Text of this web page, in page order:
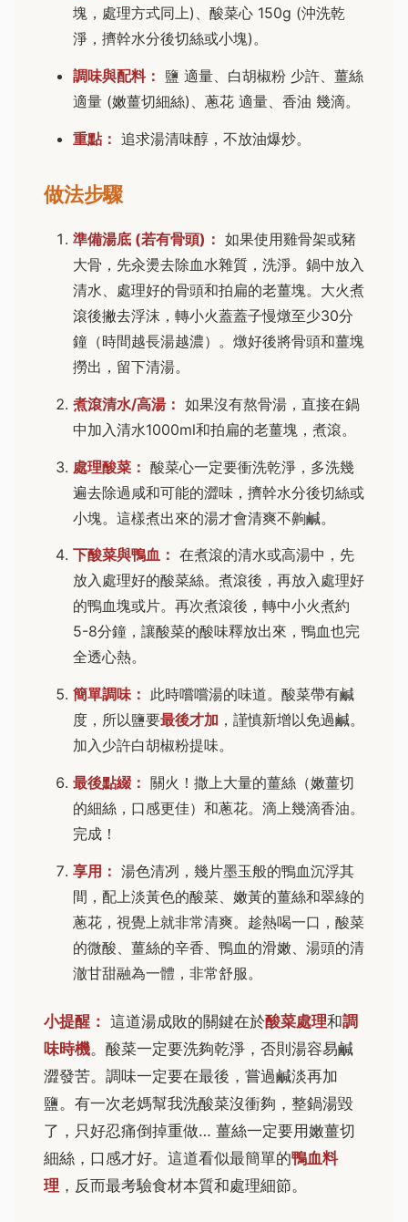
塊，處理方式同上)、酸菜心 150g (沖洗乾
淨，擠幹水分後切絲或小塊)。
調味與配料： 鹽 適量、白胡椒粉 少許、薑絲
適量 (嫩薑切細絲)、蔥花 適量、香油 幾滴。
重點： 追求湯清味醇，不放油爆炒。
做法步驟
準備湯底 (若有骨頭)： 如果使用雞骨架或豬
大骨，先汆燙去除血水雜質，洗淨。鍋中放入
清水、處理好的骨頭和拍扁的老薑塊。大火煮
滾後撇去浮沫，轉小火蓋蓋子慢燉至少30分
鐘（時間越長湯越濃）。燉好後將骨頭和薑塊
撈出，留下清湯。
煮滾清水/高湯： 如果沒有熬骨湯，直接在鍋
中加入清水1000ml和拍扁的老薑塊，煮滾。
處理酸菜： 酸菜心一定要衝洗乾淨，多洗幾
遍去除過咸和可能的澀味，擠幹水分後切絲或
小塊。這樣煮出來的湯才會清爽不齁鹹。
下酸菜與鴨血： 在煮滾的清水或高湯中，先
放入處理好的酸菜絲。煮滾後，再放入處理好
的鴨血塊或片。再次煮滾後，轉中小火煮約
5-8分鐘，讓酸菜的酸味釋放出來，鴨血也完
全透心熱。
簡單調味： 此時嚐嚐湯的味道。酸菜帶有鹹
度，所以鹽要最後才加 ，謹慎新增以免過鹹。
加入少許白胡椒粉提味。
最後點綴： 關火！撒上大量的薑絲（嫩薑切
的細絲，口感更佳）和蔥花。滴上幾滴香油。
完成！
享用： 湯色清冽，幾片墨玉般的鴨血沉浮其
間，配上淡黃色的酸菜、嫩黃的薑絲和翠綠的
蔥花，視覺上就非常清爽。趁熱喝一口，酸菜
的微酸、薑絲的辛香、鴨血的滑嫩、湯頭的清
澈甘甜融為一體，非常舒服。
小提醒： 這道湯成敗的關鍵在於酸菜處理和調
味時機。酸菜一定要洗夠乾淨，否則湯容易鹹
澀發苦。調味一定要在最後，嘗過鹹淡再加
鹽。有一次老媽幫我洗酸菜沒衝夠，整鍋湯毀
了，只好忍痛倒掉重做… 薑絲一定要用嫩薑切
細絲，口感才好。這道看似最簡單的鴨血料
理 ，反而最考驗食材本質和處理細節。